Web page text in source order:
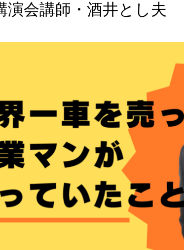
演会講師・酒井とし夫